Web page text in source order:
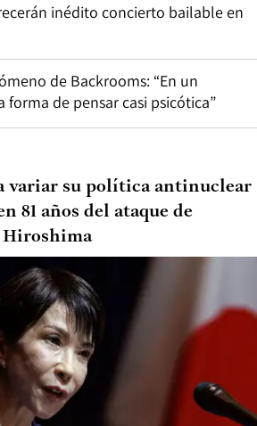
inédito concierto bailable en
de Backrooms: “En un
de pensar casi psicótica”
variar su política antinuclear
81 años del ataque de
Hiroshima